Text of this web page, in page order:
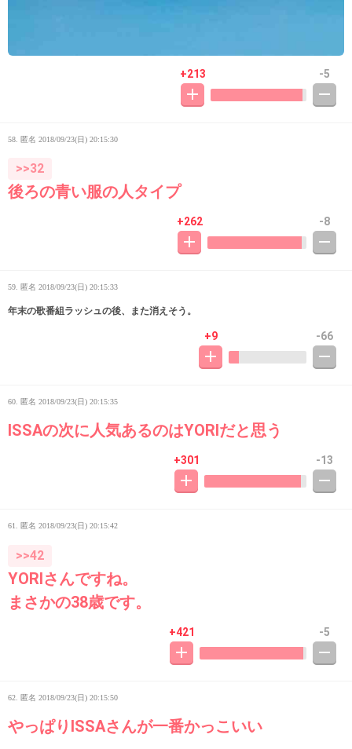
+213 -5
58. 匿名 2018/09/23(日) 20:15:30
>>32
後ろの青い服の人タイプ
+262 -8
59. 匿名 2018/09/23(日) 20:15:33
年末の歌番組ラッシュの後、また消えそう。
+9 -66
60. 匿名 2018/09/23(日) 20:15:35
ISSAの次に人気あるのはYORIだと思う
+301 -13
61. 匿名 2018/09/23(日) 20:15:42
>>42
YORIさんですね。
まさかの38歳です。
+421 -5
62. 匿名 2018/09/23(日) 20:15:50
やっぱりISSAさんが一番かっこいい